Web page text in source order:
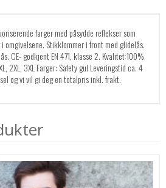
farger med påsydde reflekser som
omgivelsene. Stikklommer i front med glidelås.
CE- godkjent EN 471, klasse 2. Kvalitet:100%
2XL, 3XL Farger: Safety gul Leveringstid ca. 4
og vi vil gi deg en totalpris inkl. frakt.